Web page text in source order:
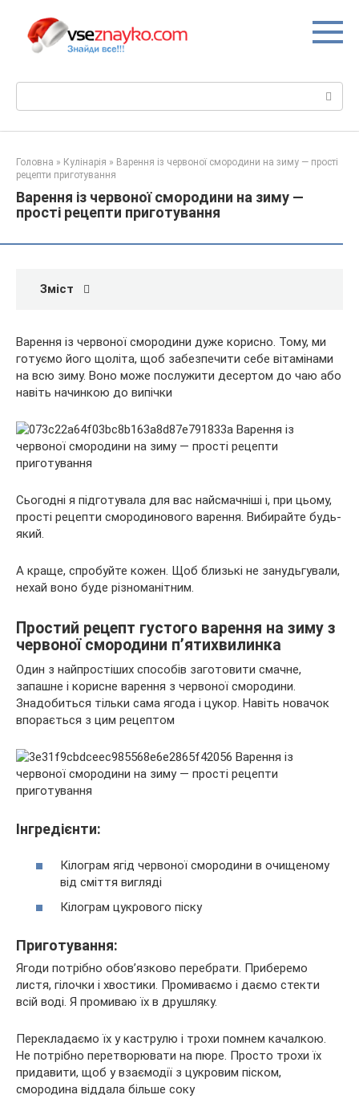
вмісту
Головна » Кулінарія » Варення із червоної смородини на зиму — прості
рецепти приготування
Варення із червоної смородини на зиму —
прості рецепти приготування
Зміст
Варення із червоної смородини дуже корисно. Тому, ми
готуємо його щоліта, щоб забезпечити себе вітамінами
на всю зиму. Воно може послужити десертом до чаю або
навіть начинкою до випічки
Сьогодні я підготувала для вас найсмачніші і, при цьому,
прості рецепти смородинового варення. Вибирайте будь-
який.
А краще, спробуйте кожен. Щоб близькі не занудьгували,
нехай воно буде різноманітним.
Простий рецепт густого варення на зиму з
червоної смородини п’ятихвилинка
Один з найпростіших способів заготовити смачне,
запашне і корисне варення з червоної смородини.
Знадобиться тільки сама ягода і цукор. Навіть новачок
впорається з цим рецептом
Інгредієнти:
Кілограм ягід червоної смородини в очищеному
від сміття вигляді
Кілограм цукрового піску
Приготування:
Ягоди потрібно обов’язково перебрати. Приберемо
листя, гілочки і хвостики. Промиваємо і даємо стекти
всій воді. Я промиваю їх в друшляку.
Перекладаємо їх у каструлю і трохи помнем качалкою.
Не потрібно перетворювати на пюре. Просто трохи їх
придавити, щоб у взаємодії з цукровим піском,
смородина віддала більше соку